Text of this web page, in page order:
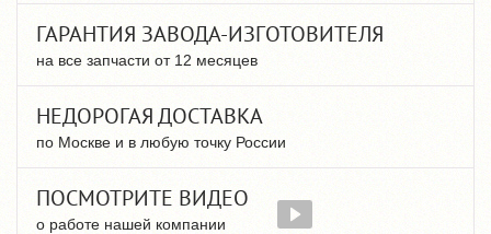
ГАРАНТИЯ ЗАВОДА-ИЗГОТОВИТЕЛЯ
на все запчасти от 12 месяцев
НЕДОРОГАЯ ДОСТАВКА
по Москве и в любую точку России
ПОСМОТРИТЕ ВИДЕО
о работе нашей компании